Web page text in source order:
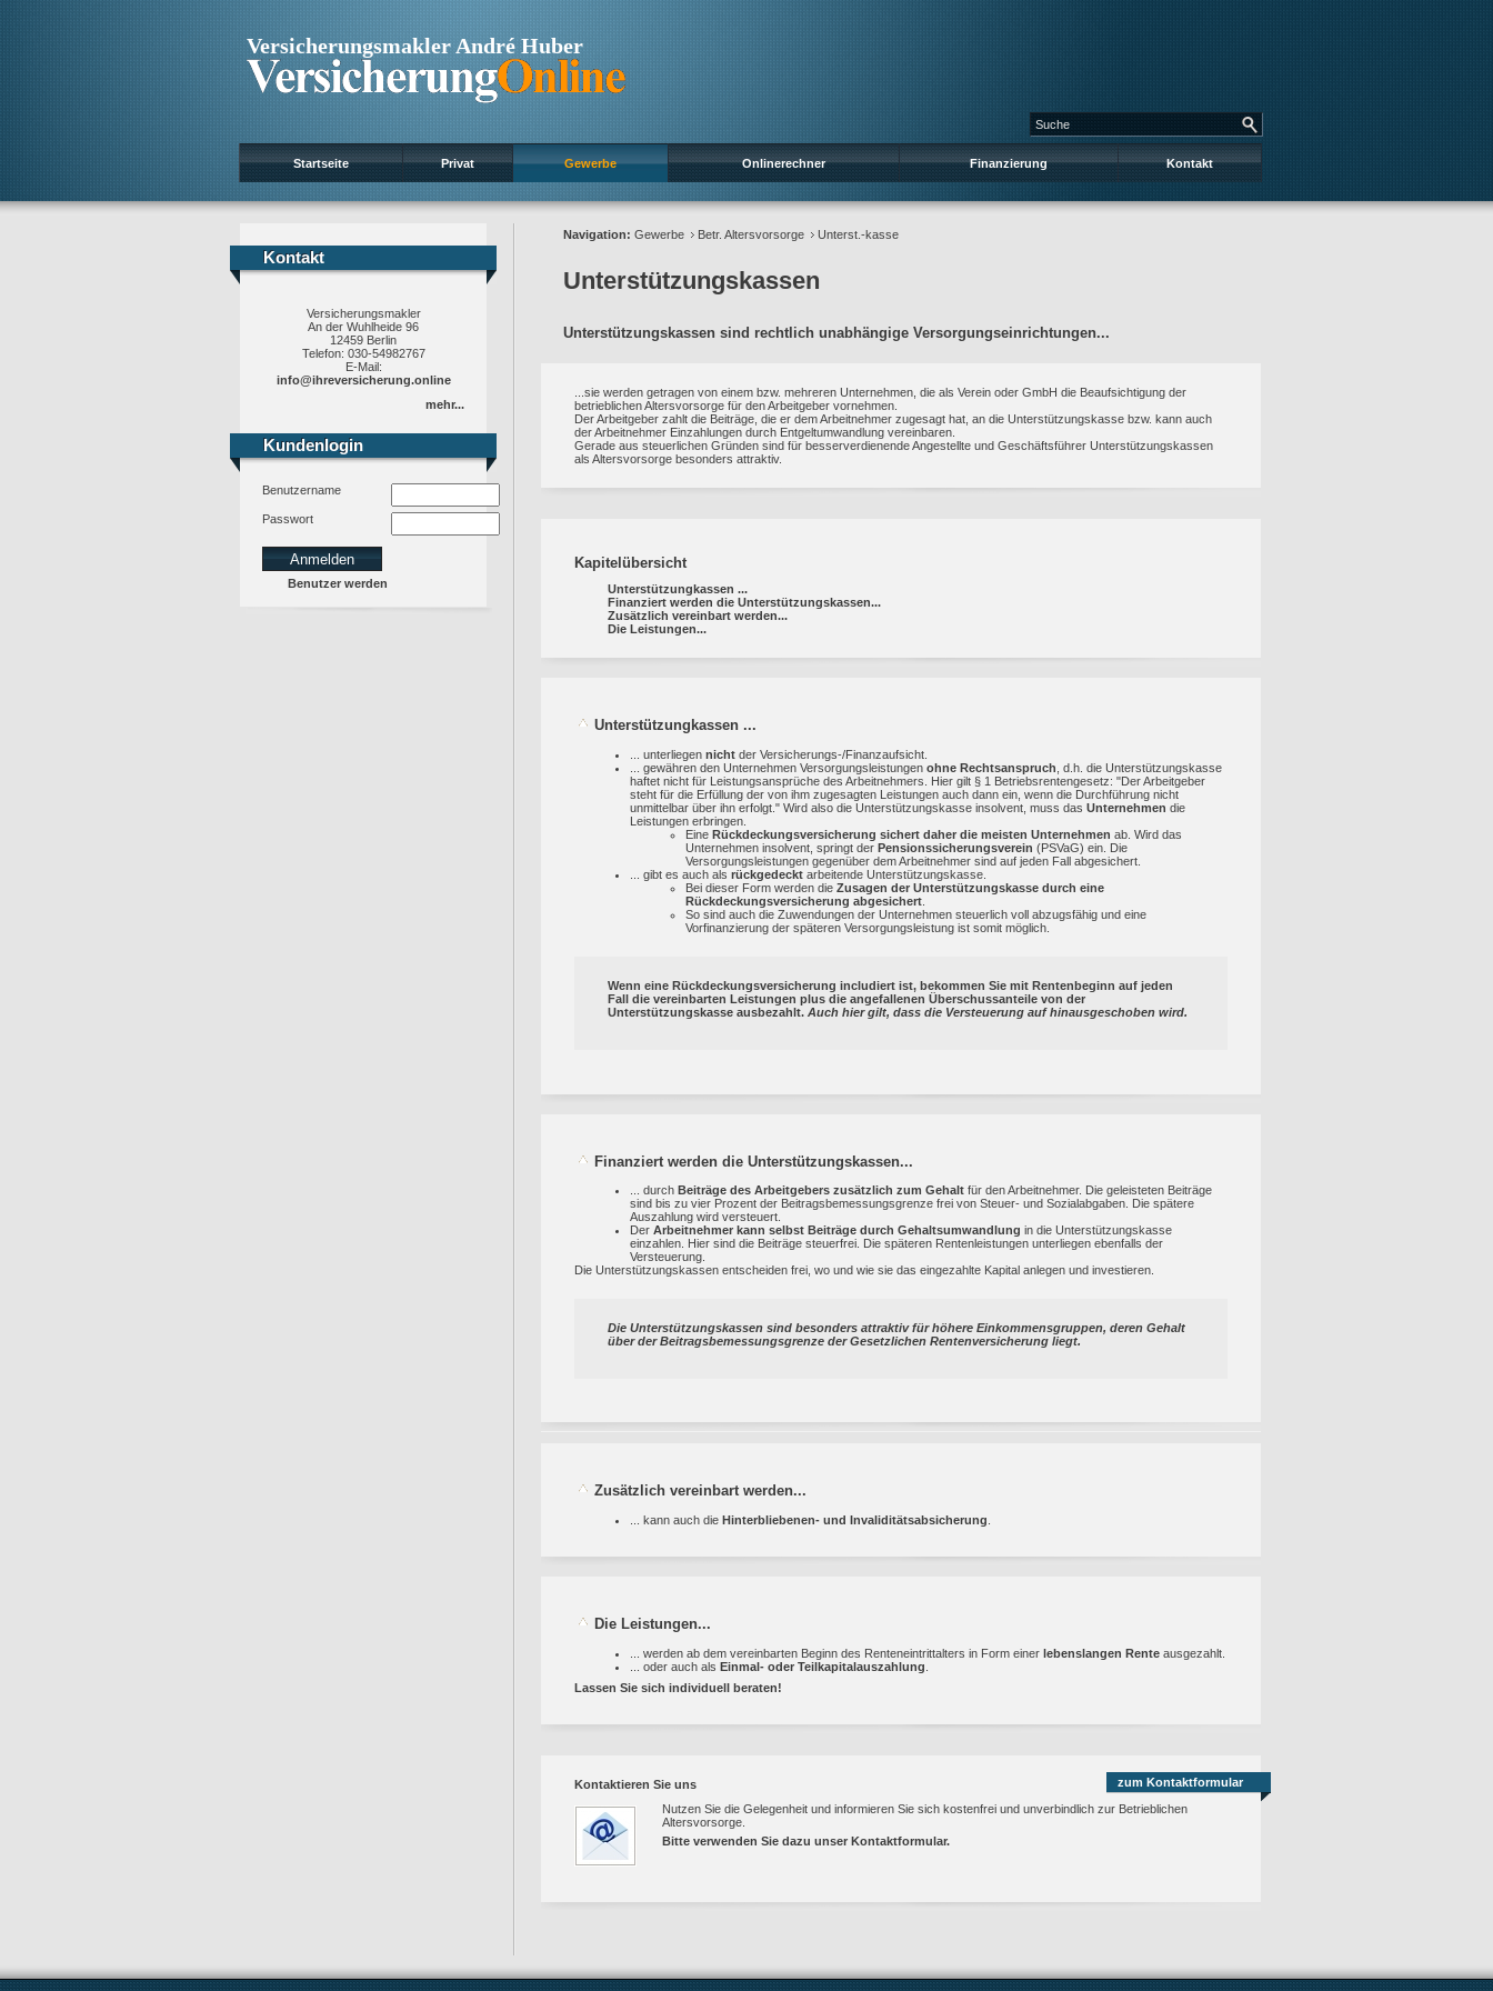
Versicherungsmakler André Huber
Startseite Privat Gewerbe Onlinerechner Finanzierung Kontakt
Kontakt
Kontakt
Versicherungsmakler
An der Wuhlheide 96
12459 Berlin
Telefon: 030-54982767
E-Mail:
info@ihreversicherung.online
mehr...
Kundenlogin
Kundenlogin
Benutzername
Passwort
Benutzer werden
Navigation: Gewerbe Betr. Altersvorsorge Unterst.-kasse
Unterstützungskassen
Unterstützungskassen sind rechtlich unabhängige Versorgungseinrichtungen...
...sie werden getragen von einem bzw. mehreren Unternehmen, die als Verein oder GmbH die Beaufsichtigung der
betrieblichen Altersvorsorge für den Arbeitgeber vornehmen.
Der Arbeitgeber zahlt die Beiträge, die er dem Arbeitnehmer zugesagt hat, an die Unterstützungskasse bzw. kann auch
der Arbeitnehmer Einzahlungen durch Entgeltumwandlung vereinbaren.
Gerade aus steuerlichen Gründen sind für besserverdienende Angestellte und Geschäftsführer Unterstützungskassen
als Altersvorsorge besonders attraktiv.
Kapitelübersicht
Unterstützungkassen ...
Finanziert werden die Unterstützungskassen...
Zusätzlich vereinbart werden...
Die Leistungen...
Unterstützungkassen ...
... unterliegen nicht der Versicherungs-/Finanzaufsicht.
... gewähren den Unternehmen Versorgungsleistungen ohne Rechtsanspruch , d.h. die Unterstützungskasse
haftet nicht für Leistungsansprüche des Arbeitnehmers. Hier gilt § 1 Betriebsrentengesetz: "Der Arbeitgeber
steht für die Erfüllung der von ihm zugesagten Leistungen auch dann ein, wenn die Durchführung nicht
unmittelbar über ihn erfolgt." Wird also die Unterstützungskasse insolvent, muss das Unternehmen die
Leistungen erbringen.
Eine Rückdeckungsversicherung sichert daher die meisten Unternehmen ab. Wird das
Unternehmen insolvent, springt der Pensionssicherungsverein (PSVaG) ein. Die
Versorgungsleistungen gegenüber dem Arbeitnehmer sind auf jeden Fall abgesichert.
... gibt es auch als rückgedeckt arbeitende Unterstützungskasse.
Bei dieser Form werden die Zusagen der Unterstützungskasse durch eine
Rückdeckungsversicherung abgesichert
So sind auch die Zuwendungen der Unternehmen steuerlich voll abzugsfähig und eine
Vorfinanzierung der späteren Versorgungsleistung ist somit möglich.
Wenn eine Rückdeckungsversicherung includiert ist, bekommen Sie mit Rentenbeginn auf jeden
Fall die vereinbarten Leistungen plus die angefallenen Überschussanteile von der
Unterstützungskasse ausbezahlt. Auch hier gilt, dass die Versteuerung auf hinausgeschoben wird.
Finanziert werden die Unterstützungskassen...
... durch Beiträge des Arbeitgebers zusätzlich zum Gehalt für den Arbeitnehmer. Die geleisteten Beiträge
sind bis zu vier Prozent der Beitragsbemessungsgrenze frei von Steuer- und Sozialabgaben. Die spätere
Auszahlung wird versteuert.
Der Arbeitnehmer kann selbst Beiträge durch Gehaltsumwandlung in die Unterstützungskasse
einzahlen. Hier sind die Beiträge steuerfrei. Die späteren Rentenleistungen unterliegen ebenfalls der
Versteuerung.
Die Unterstützungskassen entscheiden frei, wo und wie sie das eingezahlte Kapital anlegen und investieren.
Die Unterstützungskassen sind besonders attraktiv für höhere Einkommensgruppen, deren Gehalt
über der Beitragsbemessungsgrenze der Gesetzlichen Rentenversicherung liegt.
Zusätzlich vereinbart werden...
... kann auch die Hinterbliebenen- und Invaliditätsabsicherung
Die Leistungen...
... werden ab dem vereinbarten Beginn des Renteneintrittalters in Form einer lebenslangen Rente ausgezahlt.
... oder auch als Einmal- oder Teilkapitalauszahlung
Lassen Sie sich individuell beraten!
Kontaktieren Sie uns
Nutzen Sie die Gelegenheit und informieren Sie sich kostenfrei und unverbindlich zur Betrieblichen
Altersvorsorge.
Bitte verwenden Sie dazu unser Kontaktformular.
zum Kontaktformular